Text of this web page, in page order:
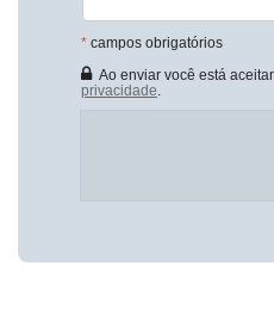
Playground
Brinquedoteca
Piscina Infantil
* campos obrigatórios
Ao enviar você está
privacidade